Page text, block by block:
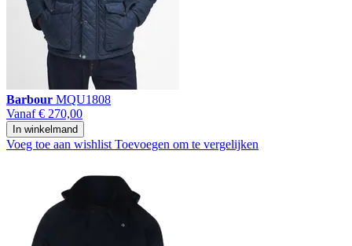
Barbour MQU1808
Vanaf € 270,00
In winkelmand
Voeg toe aan wishlist Toevoegen om te vergelijken